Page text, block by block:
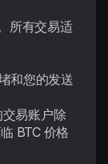
所有交易适
和您的发送
易账户除
BTC 价格